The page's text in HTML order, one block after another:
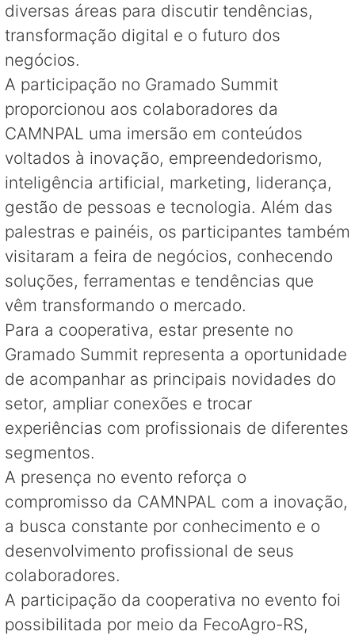
diversas áreas para discutir tendências,
transformação digital e o futuro dos
negócios.
A participação no Gramado Summit
proporcionou aos colaboradores da
CAMNPAL uma imersão em conteúdos
voltados à inovação, empreendedorismo,
inteligência artificial, marketing, liderança,
gestão de pessoas e tecnologia. Além das
palestras e painéis, os participantes também
visitaram a feira de negócios, conhecendo
soluções, ferramentas e tendências que
vêm transformando o mercado.
Para a cooperativa, estar presente no
Gramado Summit representa a oportunidade
de acompanhar as principais novidades do
setor, ampliar conexões e trocar
experiências com profissionais de diferentes
segmentos.
A presença no evento reforça o
compromisso da CAMNPAL com a inovação,
a busca constante por conhecimento e o
desenvolvimento profissional de seus
colaboradores.
A participação da cooperativa no evento foi
possibilitada por meio da FecoAgro-RS,